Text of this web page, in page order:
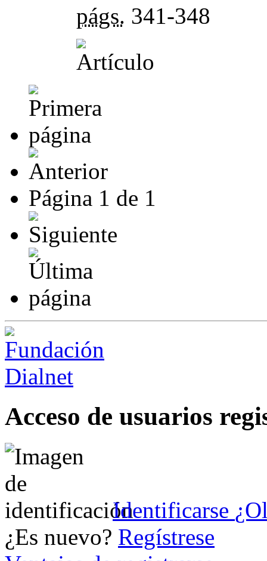
págs. 341-348
Página 1 de 1
Acceso de usuarios
Identificarse
¿Es nuevo? Regístrese